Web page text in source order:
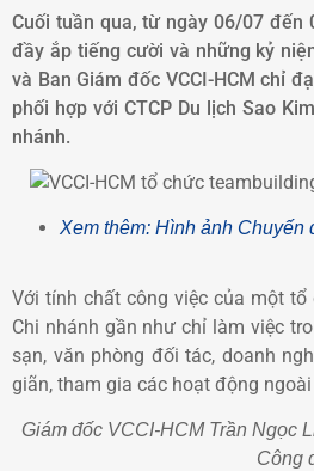
Cuối tuần qua, từ ngày 06/07 đến
đầy ắp tiếng cười và những kỷ
và Ban Giám đốc VCCI-HCM chỉ
phối hợp với CTCP Du lịch Sao
nhánh.
Xem thêm: Hình ảnh Chuyến
Với tính chất công việc của một
Chi nhánh gần như chỉ làm việc
sạn, văn phòng đối tác, doanh
giãn, tham gia các hoạt động
Giám đốc VCCI-HCM Trần Ngọc
Công